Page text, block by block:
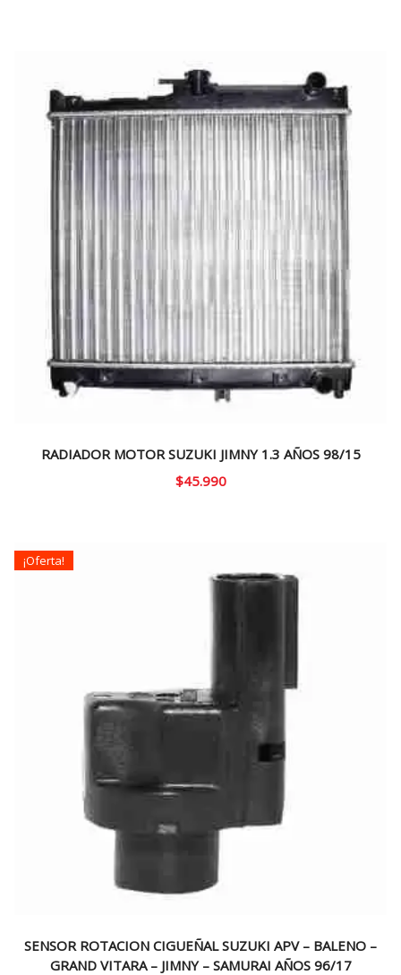
RADIADOR MOTOR SUZUKI JIMNY 1.3 AÑOS 98/15
$45.990
¡Oferta!
SENSOR ROTACION CIGUEÑAL SUZUKI APV – BALENO –
GRAND VITARA – JIMNY – SAMURAI AÑOS 96/17